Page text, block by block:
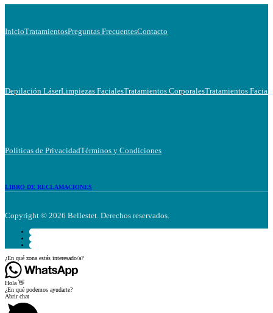
LIBRO DE RECLAMACIONES
InicioTratamientosPreguntas FrecuentesContacto
Depilación LáserLimpiezas FacialesTratamientos CorporalesTratamientos
Políticas de PrivacidadTérminos y Condiciones
Copyright © 2026 Bellestet. Derechos reservados.
¿En qué zona estás interesado/a?
Hola 👋
¿En qué podemos ayudarte?
Abrir chat